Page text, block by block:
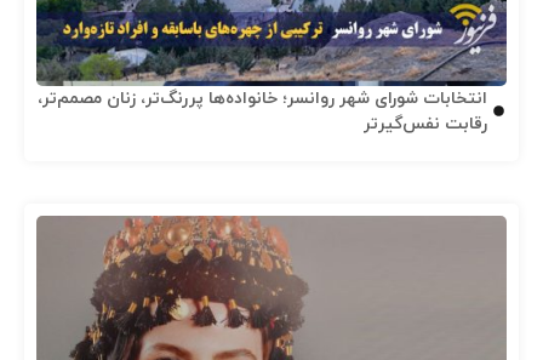
انتخابات شورای شهر روانسر؛ خانواده‌ها پررنگ‌تر، زنان مصمم‌تر،
رقابت نفس‌گیرتر